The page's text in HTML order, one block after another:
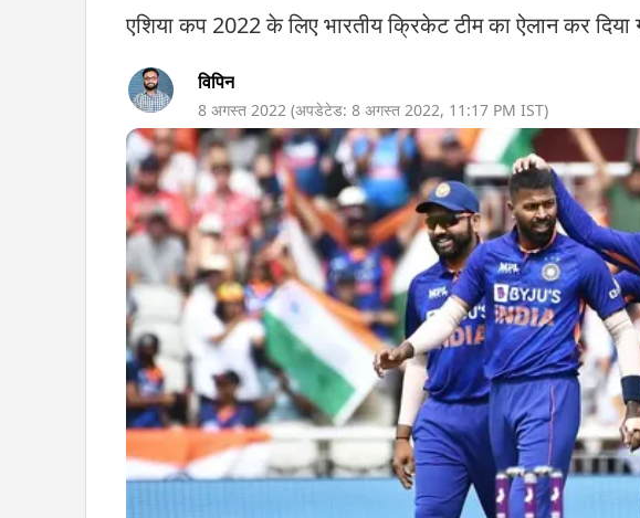
एशिया कप 2022 के लिए भारतीय क्रिकेट टीम का ऐलान कर दिया
विपिन
8 अगस्त 2022 (अपडेटेड: 8 अगस्त 2022, 11:17 PM IST)